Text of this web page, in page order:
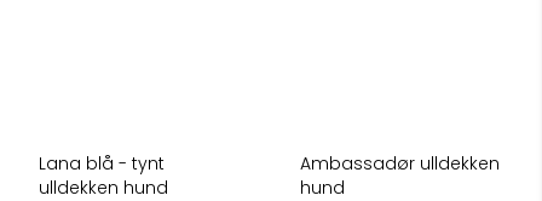
Lana blå - tynt
ulldekken hund
Ambassadør ulldekken
hund